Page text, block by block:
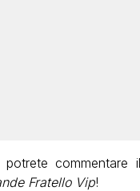
commentare
Fratello Vip!